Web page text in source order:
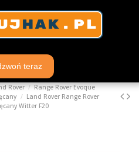
teraz
Rover
Range Rover Evoque
Land Rover Range Rover
Witter F20